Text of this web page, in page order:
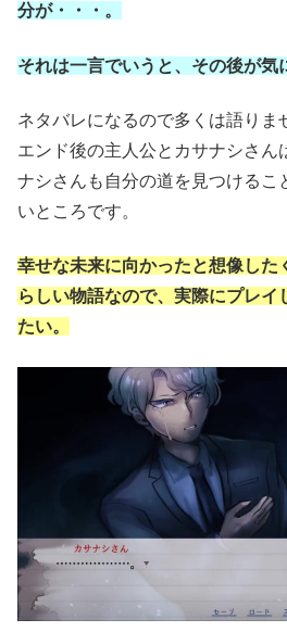
分が・・・。
それは一言でいうと、その後が気
ネタバレになるので多くは語りま
エンド後の主人公とカサナシさん
ナシさんも自分の道を見つけるこ
いところです。
幸せな未来に向かったと想像した
らしい物語なので、実際にプレイ
たい。